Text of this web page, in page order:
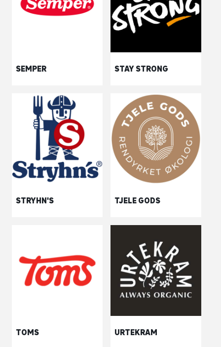
SEMPER STAY STRONG
STRYHN'S TJELE GODS
TOMS URTEKRAM